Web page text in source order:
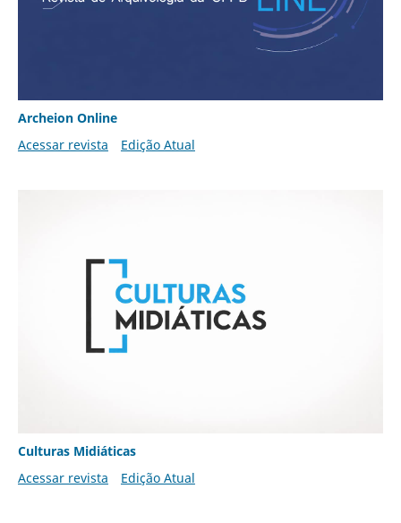
Archeion Online
Acessar revista
Edição Atual
Culturas Midiáticas
Acessar revista
Edição Atual